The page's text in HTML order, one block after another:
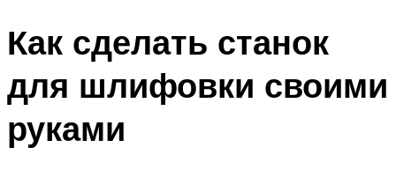
Как сделать станок
для шлифовки своими
руками